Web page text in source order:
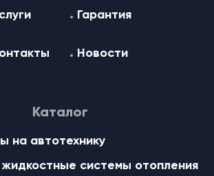
Гарантия
Новости
Каталог
на автотехнику
cистемы отопления